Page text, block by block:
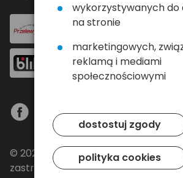
© 2024 Baltrade sp. z o.o. - Wszelkie
zastrzeżone.
wykorzystywanych do
na stronie
marketingowych,
reklamą i mediami
społecznościowymi
dostostuj zgody
polityka cookies